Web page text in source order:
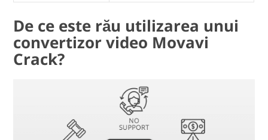
De ce este rău utilizarea unui
convertizor video Movavi
Crack?